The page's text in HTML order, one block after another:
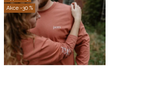
-30 %